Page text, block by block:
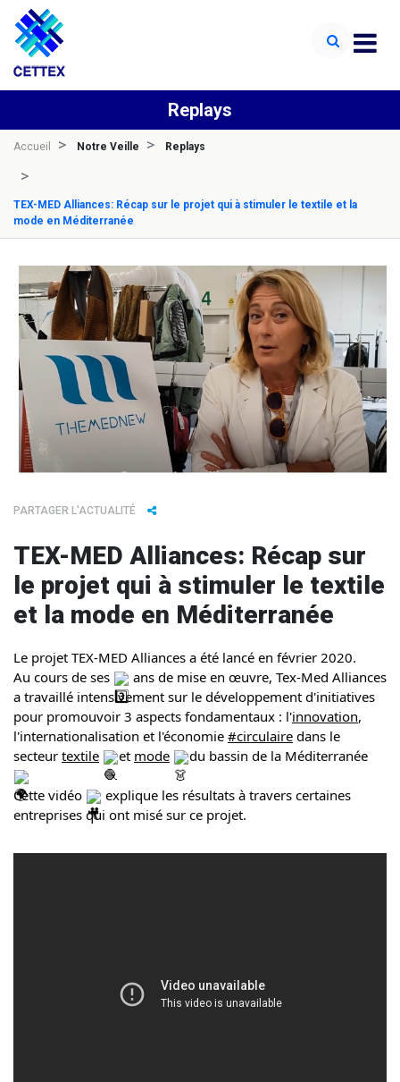
Replays
Accueil Notre Veille Replays
TEX-MED Alliances: Récap sur le projet qui à stimuler le textile et la
mode en Méditerranée
PARTAGER L'ACTUALITÉ
TEX-MED Alliances: Récap sur
le projet qui à stimuler le textile
et la mode en Méditerranée
Le projet TEX-MED Alliances a été lancé en février 2020.
Au cours de ses
ans de mise en œuvre, Tex-Med Alliances
a travaillé intensivement sur le développement d'initiatives
pour promouvoir 3 aspects fondamentaux : l'innovation,
l'internationalisation et l'économie #circulaire dans le
secteur textile et mode du bassin de la Méditerranée
Cette vidéo
explique les résultats à travers certaines
entreprises qui ont misé sur ce projet.